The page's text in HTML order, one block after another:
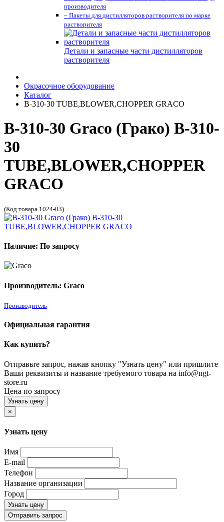
производителя
– Пакеты для дистилляторов растворителя по марке
растворителя
Детали и запасные части дистилляторов
растворителя
Окрасочное оборудование
Каталог
B-310-30 TUBE,BLOWER,CHOPPER GRACO
B-310-30 Graco (Грако) B-310-
30
TUBE,BLOWER,CHOPPER
GRACO
(Код товара 1024-03)
Наличие: По запросу
Производитель: Graco
Производитель
Официальная гарантия
Как купить?
Отправьте запрос, нажав кнопку "Узнать цену" или пришлите
Ваши реквизиты и название требуемого товара на info@ngt-
store.ru
Цена по запросу
Узнать цену
×
Узнать цену
Имя
E-mail
Телефон
Название организации
Город
Узнать цену
Отправить запрос